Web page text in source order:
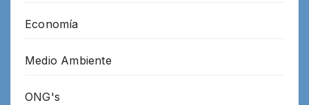
Economía
Medio Ambiente
ONG's